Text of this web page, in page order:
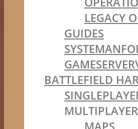
LEGACY
GUIDES
BATTLEFIELD
MULTIPLAYER